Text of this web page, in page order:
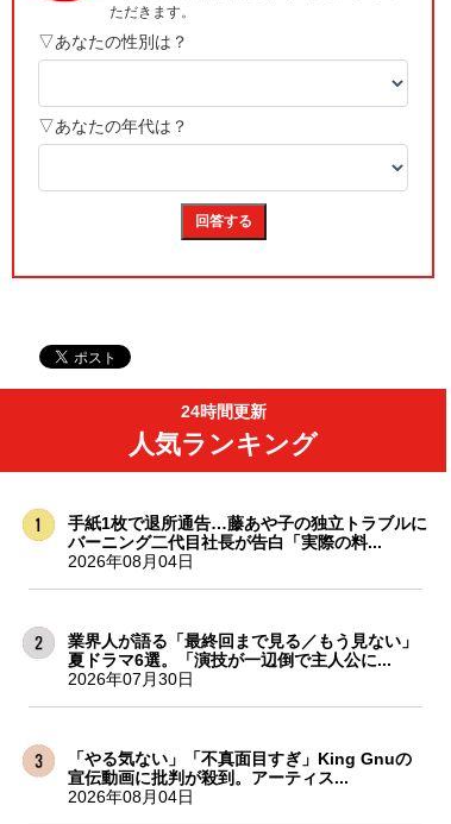
24時間更新
人気ランキング
手紙1枚で退所通告…藤あや子の独立トラブルに
バーニング二代目社長が告白「実際の料...
2026年08月04日
業界人が語る「最終回まで見る／もう見ない」
夏ドラマ6選。「演技が一辺倒で主人公に...
2026年07月30日
「やる気ない」「不真面目すぎ」King Gnuの
宣伝動画に批判が殺到。アーティス...
2026年08月04日